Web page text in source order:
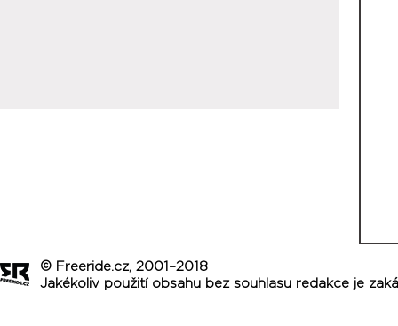
© Freeride.cz, 2001–2018
Jakékoliv použití obsahu bez souhlasu redakce je